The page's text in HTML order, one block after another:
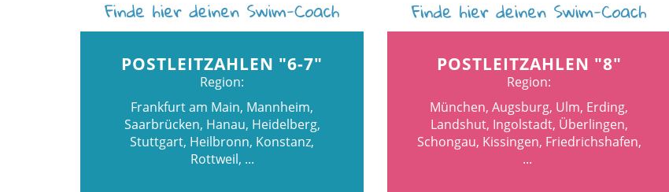
POSTLEITZAHLEN "6-7"
Region:
Frankfurt am Main, Mannheim,
Saarbrücken, Hanau, Heidelberg,
Stuttgart, Heilbronn, Konstanz,
Rottweil, ...
POSTLEITZAHLEN "8"
Region:
München, Augsburg, Ulm, Erding,
Landshut, Ingolstadt, Überlingen,
Schongau, Kissingen, Friedrichshafen,
...